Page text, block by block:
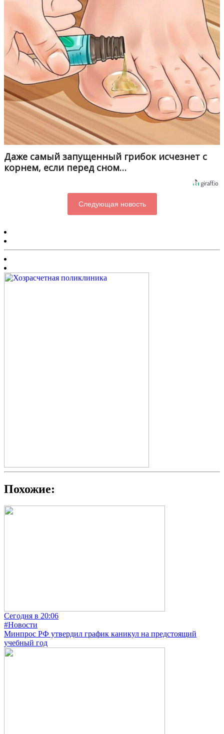
Даже самый запущенный грибок исчезнет с
корнем, если перед сном…
Следующая новость
Похожие:
Сегодня в 20:06
#Новости
Минпрос РФ утвердил график каникул на предстоящий
учебный год